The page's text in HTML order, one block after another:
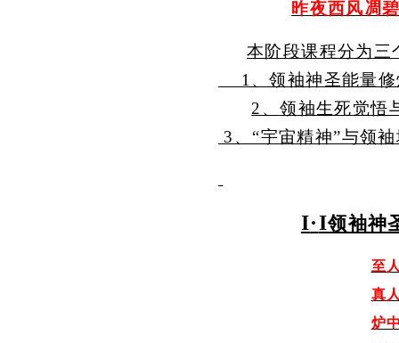
昨夜西风凋
本阶段课程分为三
1、领袖神圣能量修
2、领袖生死觉悟
3、“宇宙精神”与领
I·I领袖神
至
真
炉